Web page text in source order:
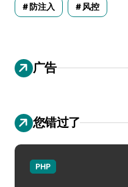
防注入 风控
广告
您错过了
PHP